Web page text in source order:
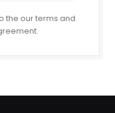
the our terms and